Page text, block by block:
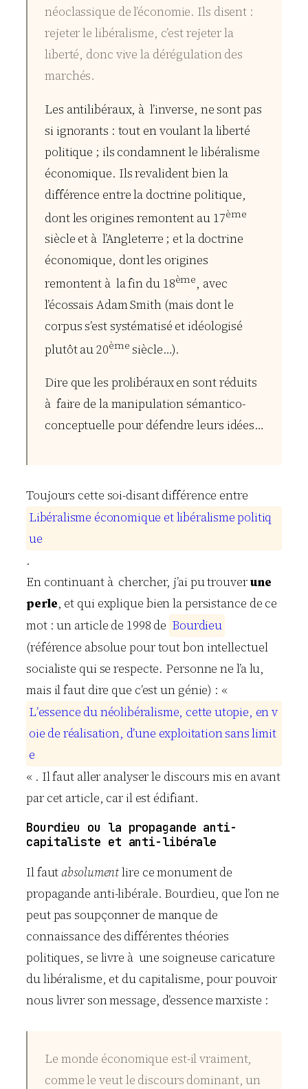
néoclassique de l’économie. Ils disent :
rejeter le libéralisme, c’est rejeter la
liberté, donc vive la dérégulation des
marchés.
Les antilibéraux, à l’inverse, ne sont pas
si ignorants : tout en voulant la liberté
politique ; ils condamnent le libéralisme
économique. Ils revalident bien la
différence entre la doctrine politique,
dont les origines remontent au 17ème
siècle et à l’Angleterre ; et la doctrine
économique, dont les origines
remontent à la fin du 18ème, avec
l’écossais Adam Smith(mais dont le
corpus s’est systématisé et idéologisé
plutôt au 20ème siècle…).
Dire que les prolibéraux en sont réduits
à faire de la manipulation sémantico-
conceptuelle pour défendre leurs idées…
Toujours cette soi-disant différence entre
Libéralisme économique etlibéralismepolitiq
ue
.
En continuant à chercher, j’ai pu trouverune
perle, et qui explique bien la persistance de ce
mot : un article de 1998 de Bourdieu
(référence absolue pour tout bon intellectuel
socialiste qui se respecte. Personne ne l’a lu,
mais il faut dire que c’est un génie) : «
L’essence dunéolibéralisme, cette utopie, env
oie de réalisation, d’une exploitationsanslimit
e
« . Il faut aller analyser le discours mis en avant
par cet article, car il est édifiant.
Bourdieu ou la propagande anti-
capitaliste et anti-libérale
Il fautabsolumentlire ce monument de
propagande anti-libérale. Bourdieu, que l’on ne
peut pas soupçonner de manque de
connaissance des différentes théories
politiques, se livre à une soigneuse caricature
du libéralisme, et du capitalisme, pour pouvoir
nous livrer son message, d’essence marxiste :
Le monde économique est-il vraiment,
comme le veut le discours dominant, un